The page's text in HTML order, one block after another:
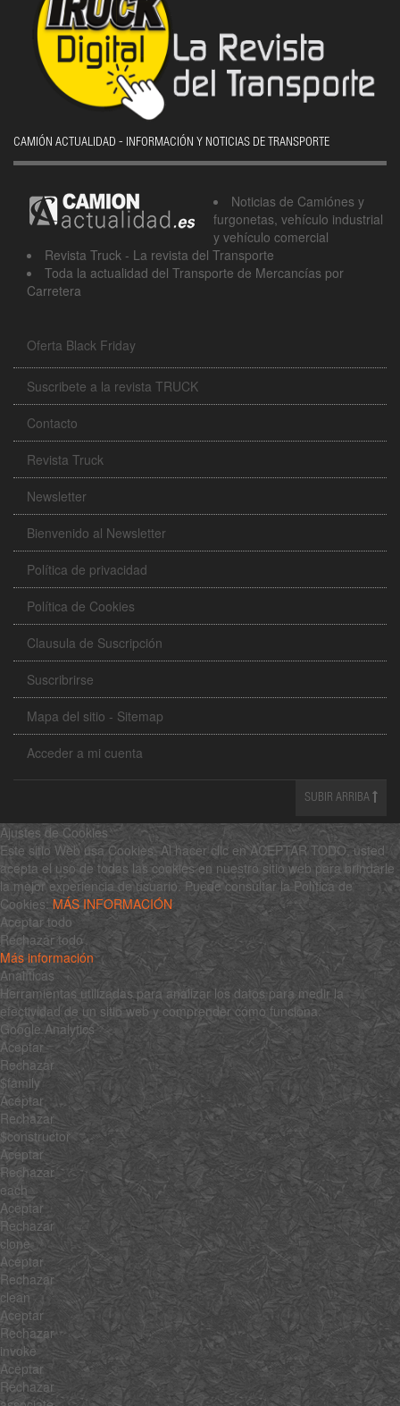
CAMIÓN ACTUALIDAD - INFORMACIÓN Y NOTICIAS DE TRANSPORTE
Noticias de Camiónes y
furgonetas, vehículo industrial
y vehículo comercial
Revista Truck - La revista del Transporte
Toda la actualidad del Transporte de Mercancías por
Carretera
Oferta Black Friday
Suscribete a la revista TRUCK
Contacto
Revista Truck
Newsletter
Bienvenido al Newsletter
Política de privacidad
Política de Cookies
Clausula de Suscripción
Suscribrirse
Mapa del sitio - Sitemap
Acceder a mi cuenta
SUBIR ARRIBA
Ajustes de Cookies
Este sitio Web usa Cookies. Al hacer clic en ACEPTAR TODO, usted
acepta el uso de todas las cookies en nuestro sitio web para brindarle
la mejor experiencia de usuario. Puede consultar la Política de
Cookies:MÁS INFORMACIÓN
Aceptar todo
Rechazar todo
Más información
Analíticas
Herramientas utilizadas para analizar los datos para medir la
efectividad de un sitio web y comprender cómo funciona.
Google Analytics
Aceptar
Rechazar
$family
Aceptar
Rechazar
$constructor
Aceptar
Rechazar
each
Aceptar
Rechazar
clone
Aceptar
Rechazar
clean
Aceptar
Rechazar
invoke
Aceptar
Rechazar